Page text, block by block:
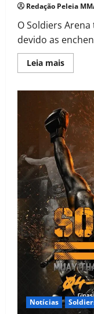
Redação Peleia
O Soldiers
devido as
Leia mais
Notícias